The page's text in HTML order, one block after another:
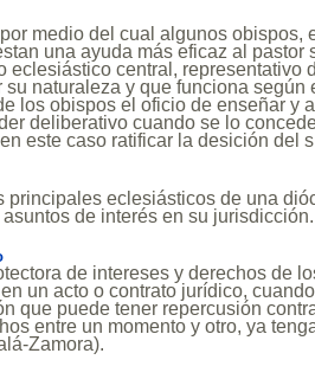
medio del cual algunos obispos,
una ayuda más eficaz al pastor
eclesiástico central, representativo
su naturaleza y que funciona según
los obispos el oficio de enseñar y
deliberativo cuando se lo
este caso ratificar la desición del
principales eclesiásticos de una
de interés en su jurisdicción.
de intereses y derechos de
un acto o contrato jurídico,
que puede tener repercusión
entre un momento y otro, ya
Zamora).